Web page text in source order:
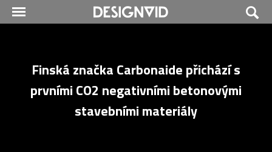
Finská značka Carbonaide přichází s
prvními CO2 negativními betonovými
stavebními materiály